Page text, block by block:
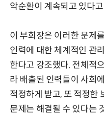
악순환이 계속되고 있다
이 부회장은 이러한 문제
인력에 대한 체계적인 관
한다고 강조했다. 전체적
라 배출된 인력들이 사회
적정하게 받고, 또 적정한
문제는 해결될 수 있다는